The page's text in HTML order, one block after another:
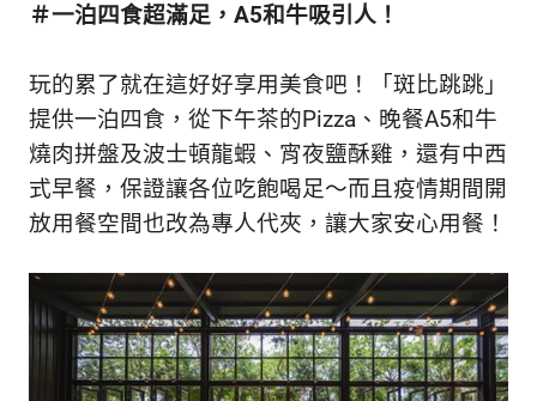
＃一泊四食超滿足，A5和牛吸引人！
玩的累了就在這好好享用美食吧！「斑比跳跳」
提供一泊四食，從下午茶的Pizza、晚餐A5和牛
燒肉拼盤及波士頓龍蝦、宵夜鹽酥雞，還有中西
式早餐，保證讓各位吃飽喝足～而且疫情期間開
放用餐空間也改為專人代夾，讓大家安心用餐！